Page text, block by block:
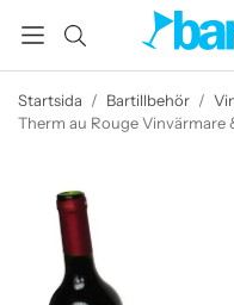
Startsida / Bartillbehör /
Therm au Rouge Vinvärmare